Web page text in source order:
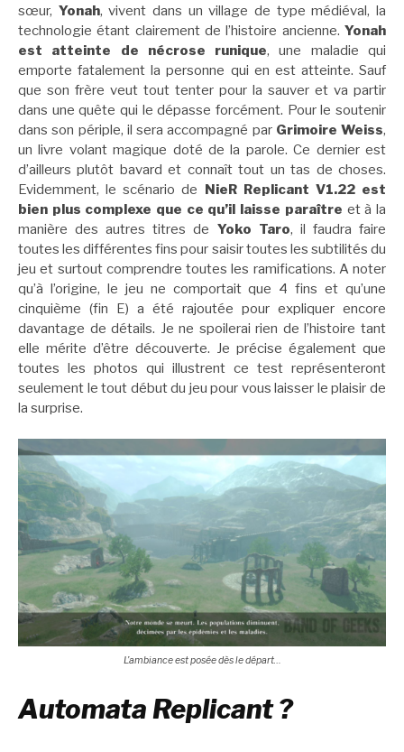
sœur, Yonah, vivent dans un village de type médiéval, la
technologie étant clairement de l’histoire ancienne. Yonah
est atteinte de nécrose runique, une maladie qui
emporte fatalement la personne qui en est atteinte. Sauf
que son frère veut tout tenter pour la sauver et va partir
dans une quête qui le dépasse forcément. Pour le soutenir
dans son périple, il sera accompagné par Grimoire Weiss,
un livre volant magique doté de la parole. Ce dernier est
d’ailleurs plutôt bavard et connaît tout un tas de choses.
Evidemment, le scénario de
NieR Replicant V1.22 est
bien plus complexe que ce qu’il laisse paraître et à la
manière des autres titres de Yoko Taro, il faudra faire
toutes les différentes fins pour saisir toutes les subtilités du
jeu et surtout comprendre toutes les ramifications. A noter
qu’à l’origine, le jeu ne comportait que 4 fins et qu’une
cinquième (fin E) a été rajoutée pour expliquer encore
davantage de détails. Je ne spoilerai rien de l’histoire tant
elle mérite d’être découverte. Je précise également que
toutes les photos qui illustrent ce test représenteront
seulement le tout début du jeu pour vous laisser le plaisir de
la surprise.
L’ambiance est posée dès le départ…
Automata Replicant ?